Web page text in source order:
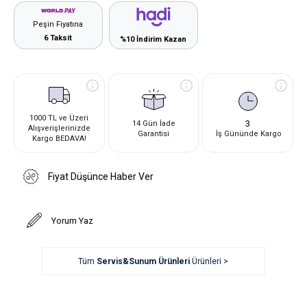
Peşin Fiyatına
6 Taksit
%10 İndirim Kazan
1000 TL ve Üzeri
Alışverişlerinizde
Kargo BEDAVA!
14 Gün İade
Garantisi
3
İş Gününde Kargo
Fiyat Düşünce Haber Ver
Yorum Yaz
Tüm Servis&Sunum Ürünleri Ürünleri >